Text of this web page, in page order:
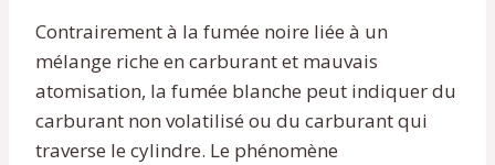
Contrairement à la fumée noire liée à un
mélange riche en carburant et mauvais
atomisation, la fumée blanche peut indiquer du
carburant non volatilisé ou du carburant qui
traverse le cylindre. Le phénomène